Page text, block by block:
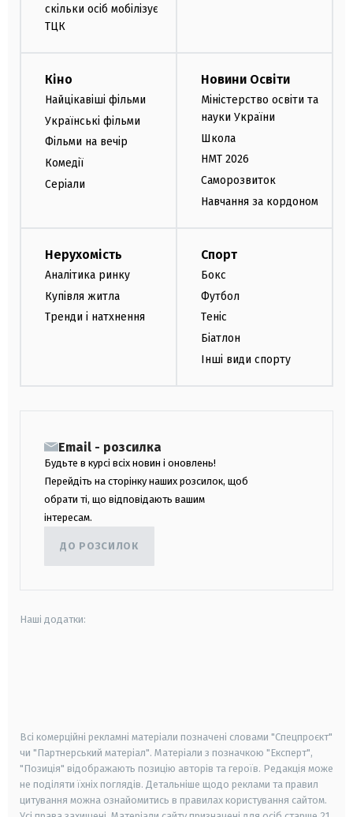
скільки осіб мобілізує
ТЦК
Кіно
Найцікавіші фільми
Українські фільми
Фільми на вечір
Комедії
Серіали
Новини Освіти
Міністерство освіти та
науки України
Школа
НМТ 2026
Саморозвиток
Навчання за кордоном
Нерухомість
Аналітика ринку
Купівля житла
Тренди і натхнення
Спорт
Бокс
Футбол
Теніс
Біатлон
Інші види спорту
Email - розсилка
Будьте в курсі всіх новин і оновлень!
Перейдіть на сторінку наших розсилок, щоб
обрати ті, що відповідають вашим
інтересам.
ДО РОЗСИЛОК
Наші додатки:
Всі комерційні рекламні матеріали позначені словами "Спецпроєкт"
чи "Партнерський матеріал". Матеріали з позначкою "Експерт",
"Позиція" відображають позицію авторів та героїв. Редакція може
не поділяти їхніх поглядів. Детальніше щодо реклами та правил
цитування можна ознайомитись в правилах користування сайтом.